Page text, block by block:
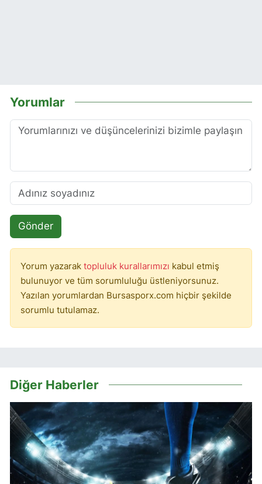
Yorumlar
Gönder
Yorum yazarak topluluk kurallarımızı kabul etmiş
bulunuyor ve tüm sorumluluğu üstleniyorsunuz.
Yazılan yorumlardan Bursasporx.com hiçbir şekilde
sorumlu tutulamaz.
Diğer Haberler